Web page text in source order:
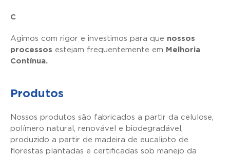
C
Agimos com rigor e investimos para que nossos
processos estejam frequentemente em
Melhoria
Contínua.
Produtos
Nossos produtos são fabricados a partir da celulose,
polímero natural, renovável e biodegradável,
produzido a partir de madeira de eucalipto de
florestas plantadas e certificadas sob manejo da